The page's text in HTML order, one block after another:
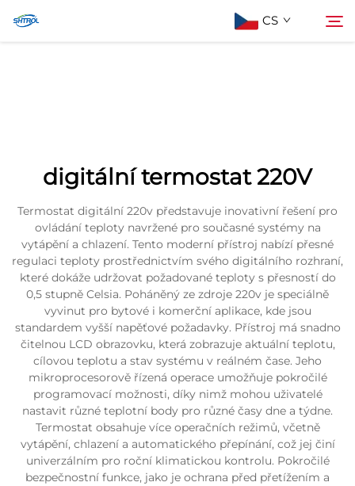
CS
Kontaktujte nás
digitální termostat 220V
Termostat digitální 220v představuje inovativní řešení pro
ovládání teploty navržené pro současné systémy na
vytápění a chlazení. Tento moderní přístroj nabízí přesné
regulaci teploty prostřednictvím svého digitálního rozhraní,
které dokáže udržovat požadované teploty s přesností do
0,5 stupně Celsia. Poháněný ze zdroje 220v je speciálně
vyvinut pro bytové i komerční aplikace, kde jsou
standardem vyšší napěťové požadavky. Přístroj má snadno
čitelnou LCD obrazovku, která zobrazuje aktuální teplotu,
cílovou teplotu a stav systému v reálném čase. Jeho
mikroprocesorově řízená operace umožňuje pokročilé
programovací možnosti, díky nimž mohou uživatelé
nastavit různé teplotní body pro různé časy dne a týdne.
Termostat obsahuje více operačních režimů, včetně
vytápění, chlazení a automatického přepínání, což jej činí
univerzálním pro roční klimatickou kontrolu. Pokročilé
bezpečnostní funkce, jako je ochrana před přetížením a